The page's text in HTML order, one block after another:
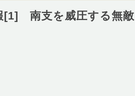
[1] 南支を威圧する無敵